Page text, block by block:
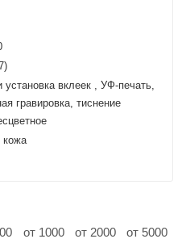
установка вклеек , УФ-печать,
гравировка, тиснение
кожа
от 1000
от 2000
от 5000